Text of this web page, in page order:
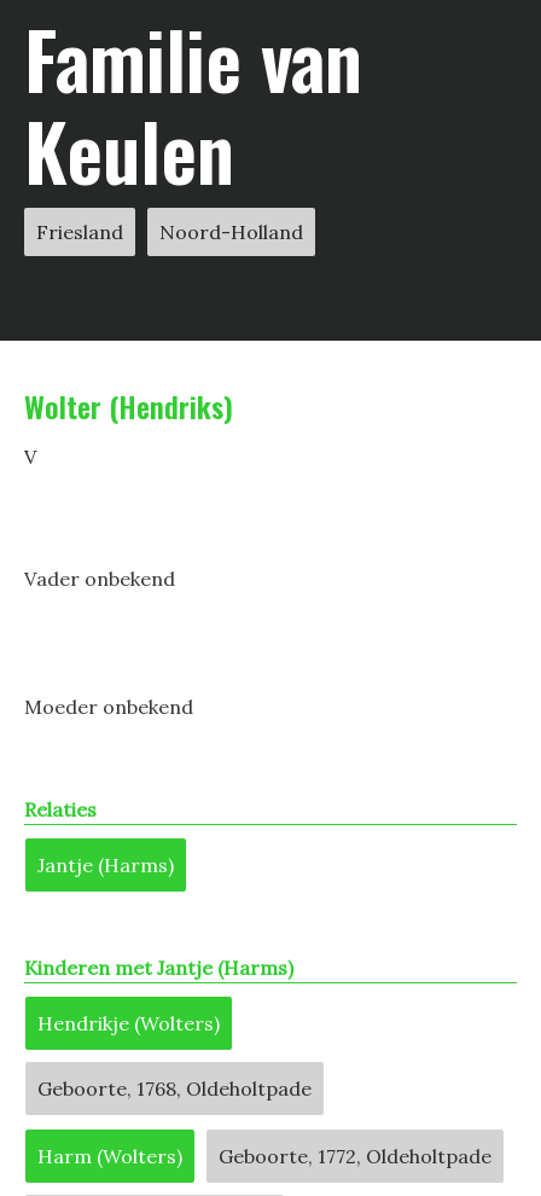
Familie van
Keulen
Friesland Noord-Holland
Wolter (Hendriks)
V
Vader onbekend
Moeder onbekend
Relaties
Jantje (Harms)
Kinderen met Jantje (Harms)
Hendrikje (Wolters)
Geboorte, 1768, Oldeholtpade
Harm (Wolters) Geboorte, 1772, Oldeholtpade